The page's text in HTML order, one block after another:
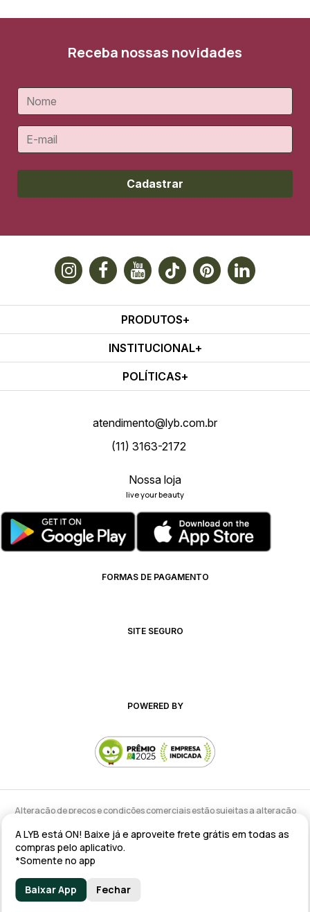
Receba nossas novidades
Cadastrar
PRODUTOS
INSTITUCIONAL
POLÍTICAS
atendimento@lyb.com.br
(11) 3163-2172
Nossa loja
live your beauty
FORMAS DE PAGAMENTO
SITE SEGURO
POWERED BY
Alteração de preços e condições comerciais estão sujeitas a alteração
lyb @ 2025 - Av. Talma Rodrigues Ribeiro, 147 - Galpão 02 MOD
A/B/C/D/E, Sala 09 Serra - ES CEP: 29173-795 - CNPJ: 43.008.535/0001-11
A LYB está ON! Baixe já e aproveite frete grátis em todas as
compras pelo aplicativo.
*Somente no app
Baixar App Fechar